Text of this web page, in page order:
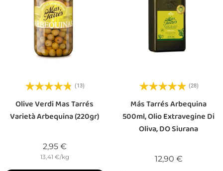
(13)
Olive Verdi Mas Tarrés
Varietà Arbequina (220gr)
2,95 €Prezzo
13,41 €/kg
(28)
Más Tarrés Arbequina
500ml, Olio Extravegine Di
Oliva, DO Siurana
12,90 €Prezzo